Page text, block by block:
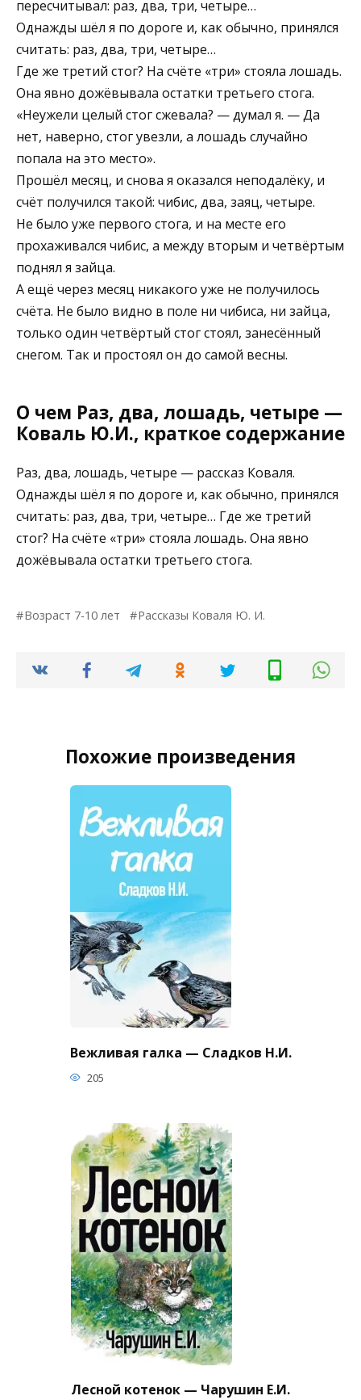
пересчитывал: раз, два, три, четыре…
Однажды шёл я по дороге и, как обычно, принялся
считать: раз, два, три, четыре…
Где же третий стог? На счёте «три» стояла лошадь.
Она явно дожёвывала остатки третьего стога.
«Неужели целый стог сжевала? — думал я. — Да
нет, наверно, стог увезли, а лошадь случайно
попала на это место».
Прошёл месяц, и снова я оказался неподалёку, и
счёт получился такой: чибис, два, заяц, четыре.
Не было уже первого стога, и на месте его
прохаживался чибис, а между вторым и четвёртым
поднял я зайца.
А ещё через месяц никакого уже не получилось
счёта. Не было видно в поле ни чибиса, ни зайца,
только один четвёртый стог стоял, занесённый
снегом. Так и простоял он до самой весны.
О чем Раз, два, лошадь, четыре —
Коваль Ю.И., краткое содержание
Раз, два, лошадь, четыре — рассказ Коваля.
Однажды шёл я по дороге и, как обычно, принялся
считать: раз, два, три, четыре… Где же третий
стог? На счёте «три» стояла лошадь. Она явно
дожёвывала остатки третьего стога.
Возраст 7-10 лет Рассказы Коваля Ю. И.
Похожие произведения
Вежливая галка — Сладков Н.И.
205
Лесной котенок — Чарушин Е.И.